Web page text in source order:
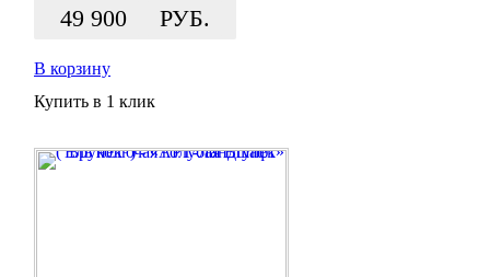
49 900 РУБ.
В корзину
Купить в 1 клик